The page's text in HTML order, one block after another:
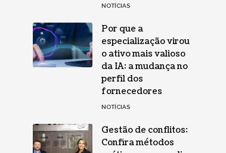
NOTÍCIAS
Por que a
especialização virou
o ativo mais valioso
da IA: a mudança no
perfil dos
fornecedores
NOTÍCIAS
Gestão de conflitos:
Confira métodos